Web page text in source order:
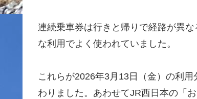
連続乗車券は行きと帰りで経路が異
な利用でよく使われていました。
これらが2026年3月13日（金）の利
わりました。あわせてJR西日本の「